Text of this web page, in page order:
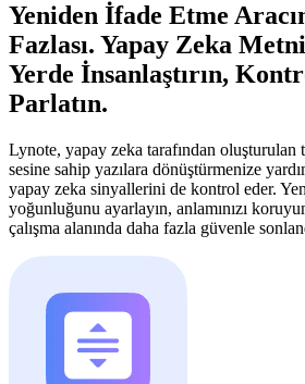
Yeniden İfade Etme
Fazlası. Yapay Zeka
Yerde İnsanlaştırın,
Parlatın.
Lynote, yapay zeka tarafından oluşturulan
sesine sahip yazılara dönüştürmenize
yapay zeka sinyallerini de kontrol eder.
yoğunluğunu ayarlayın, anlamınızı
çalışma alanında daha fazla güvenle